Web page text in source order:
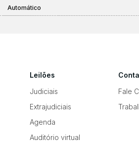
Automático
Leilões
Judiciais
Extrajudiciais
Agenda
Auditório virtual
Fale